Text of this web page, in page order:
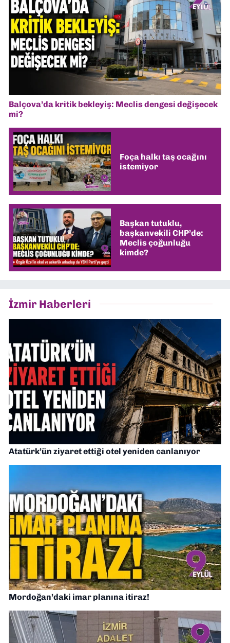
Balçova’da kritik bekleyiş: Meclis dengesi değişecek
mi?
Foça halkı taş ocağını
istemiyor
Başkan tutuklu,
başkanvekili CHP’de:
Meclis çoğunluğu
kimde?
İzmir Haberleri
Atatürk’ün ziyaret ettiği otel yeniden canlanıyor
Mordoğan’daki imar planına itiraz!